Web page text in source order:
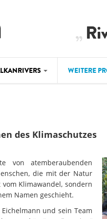
WEITERE
WEG DAMMIT
des Klimaschutzes
von atemberaubenden
die mit der Natur
Klimawandel, sondern
Namen geschieht.
und sein Team